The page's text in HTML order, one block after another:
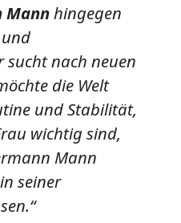
Mannhingegen
sucht nach neuen
die Welt
und Stabilität,
wichtig sind,
Mann
seiner